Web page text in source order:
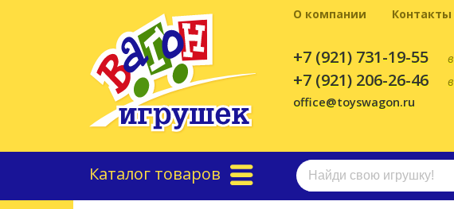
+7 (921) 731-19-55 в
+7 (921) 206-26-46 в
office@toyswagon.ru
Каталог товаров
О компании Контакты